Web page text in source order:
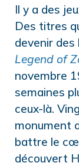
Il y a des
Des titres
devenir des
Legend of
novembre
semaines
ceux-là.
monument
battre le
découvert